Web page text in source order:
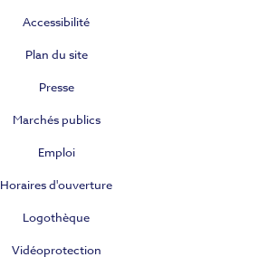
Accessibilité
Plan du site
Presse
Marchés publics
Emploi
Horaires d'ouverture
Logothèque
Vidéoprotection